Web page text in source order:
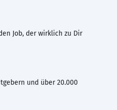
Job, der wirklich zu Dir
und über 20.000